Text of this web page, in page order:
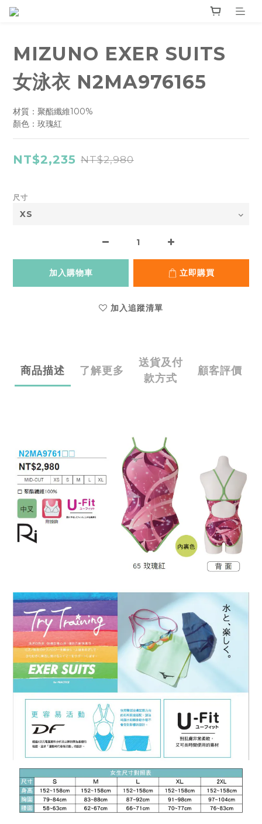
MIZUNO EXER SUITS
女泳衣 N2MA976165
材質：聚酯纖維100%
顏色：玫瑰紅
NT$2,235 NT$2,980
尺寸
加入購物車 立即購買
加入追蹤清單
商品描述 了解更多
送貨及付
款方式
顧客評價